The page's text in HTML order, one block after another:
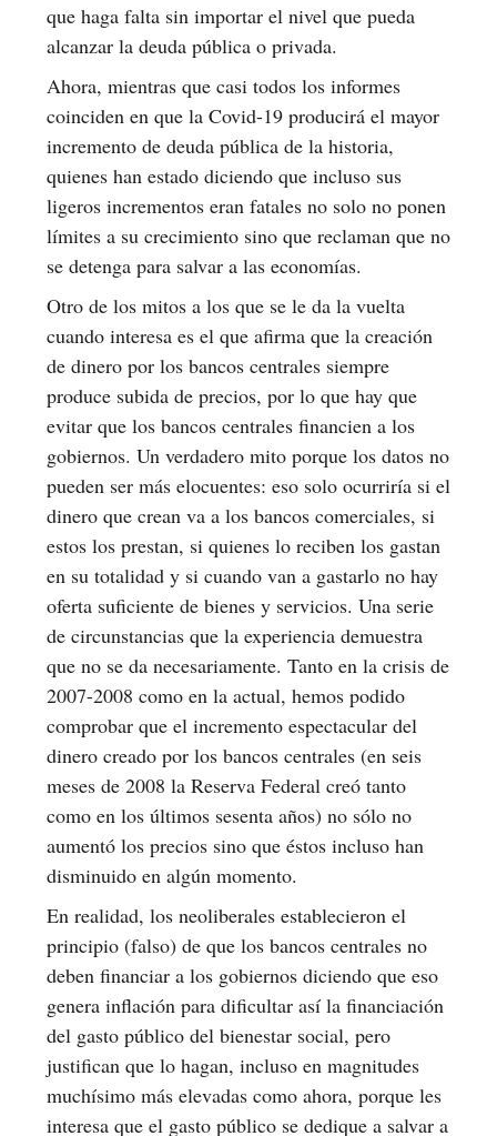
que haga falta sin importar el nivel que pueda
alcanzar la deuda pública o privada.
Ahora, mientras que casi todos los informes
coinciden en que la Covid-19 producirá el mayor
incremento de deuda pública de la historia,
quienes han estado diciendo que incluso sus
ligeros incrementos eran fatales no solo no ponen
límites a su crecimiento sino que reclaman que no
se detenga para salvar a las economías.
Otro de los mitos a los que se le da la vuelta
cuando interesa es el que afirma que la creación
de dinero por los bancos centrales siempre
produce subida de precios, por lo que hay que
evitar que los bancos centrales financien a los
gobiernos. Un verdadero mito porque los datos no
pueden ser más elocuentes: eso solo ocurriría si el
dinero que crean va a los bancos comerciales, si
estos los prestan, si quienes lo reciben los gastan
en su totalidad y si cuando van a gastarlo no hay
oferta suficiente de bienes y servicios. Una serie
de circunstancias que la experiencia demuestra
que no se da necesariamente. Tanto en la crisis de
2007-2008 como en la actual, hemos podido
comprobar que el incremento espectacular del
dinero creado por los bancos centrales (en seis
meses de 2008 la Reserva Federal creó tanto
como en los últimos sesenta años) no sólo no
aumentó los precios sino que éstos incluso han
disminuido en algún momento.
En realidad, los neoliberales establecieron el
principio (falso) de que los bancos centrales no
deben financiar a los gobiernos diciendo que eso
genera inflación para dificultar así la financiación
del gasto público del bienestar social, pero
justifican que lo hagan, incluso en magnitudes
muchísimo más elevadas como ahora, porque les
interesa que el gasto público se dedique a salvar a